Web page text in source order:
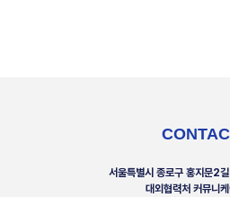
서울특별시 종로구 홍지문2
대외협력처 커뮤니